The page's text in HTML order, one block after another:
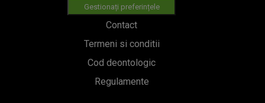
Gestionați preferințele
Contact
Termeni si conditii
Cod deontologic
Regulamente